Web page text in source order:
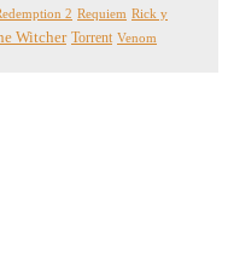
2 Requiem Rick y
Witcher Torrent Venom